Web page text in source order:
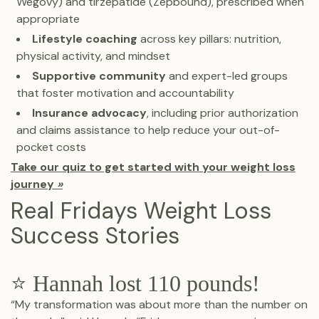
appropriate
Lifestyle coaching across key pillars: nutrition,
physical activity, and mindset
Supportive community and expert-led groups
that foster motivation and accountability
Insurance advocacy, including prior authorization
and claims assistance to help reduce your out-of-
pocket costs
Take our quiz to get started with your weight loss
journey »
Real Fridays Weight Loss
Success Stories
⭐ Hannah lost 110 pounds!
“My transformation was about more than the number on